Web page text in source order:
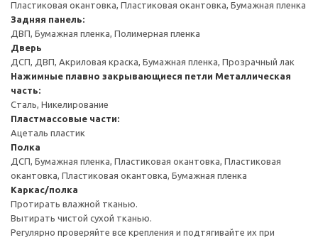
Пластиковая окантовка, Пластиковая окантовка, Бумажная пленка
Задняя панель:
ДВП, Бумажная пленка, Полимерная пленка
Дверь
ДСП, ДВП, Акриловая краска, Бумажная пленка, Прозрачный лак
Нажимные плавно закрывающиеся петли Металлическая
часть:
Сталь, Никелирование
Пластмассовые части:
Ацеталь пластик
Полка
ДСП, Бумажная пленка, Пластиковая окантовка, Пластиковая
окантовка, Пластиковая окантовка, Бумажная пленка
Каркас/полка
Протирать влажной тканью.
Вытирать чистой сухой тканью.
Регулярно проверяйте все крепления и подтягивайте их при